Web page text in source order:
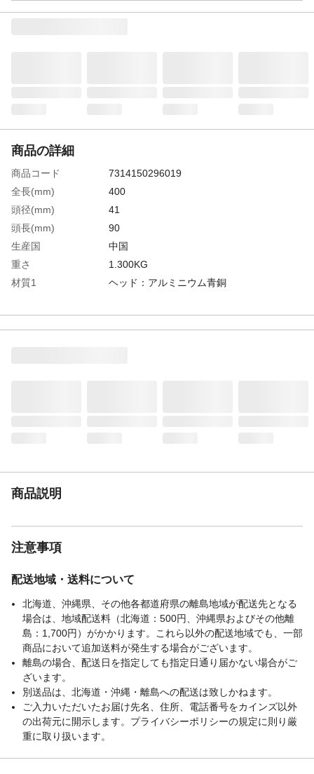
商品の詳細
商品コード
7314150296019
全長(mm)
400
頭径(mm)
41
頭長(mm)
90
生産国
中国
重さ
1.300KG
材質1
ヘッド：アルミニウム青銅
商品説明
注意事項
配送地域・送料について
北海道、沖縄県、その他各都道府県の離島地域が配送先となる
場合は、地域配送料（北海道：500円、沖縄県およびその他離
島：1,700円）がかかります。これら以外の配送地域でも、一部
商品において追加送料が発生する場合がございます。
離島の場合、配送日を指定しても指定日通り届かない場合がご
ざいます。
別送品は、北海道・沖縄・離島への配送は致しかねます。
ご入力いただいたお届け先名、住所、電話番号をカインズ以外
の出荷元に開示します。プライバシーポリシーの規定に則り厳
重に取り扱います。